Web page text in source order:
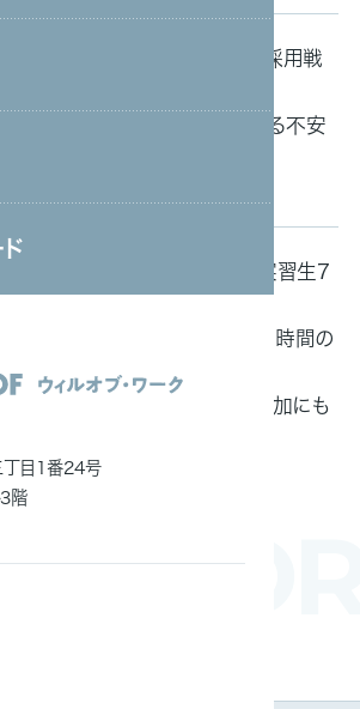
丁目1番24号
階
深刻な職員不足であり通常の採用戦
特定技能外国人の採用に関する不安
特定技能外国人13名、技能実習生7
名の採用による職員不足改善
人員基盤の安定や社員の残業時間の
感染症流行による人員需要増加にも